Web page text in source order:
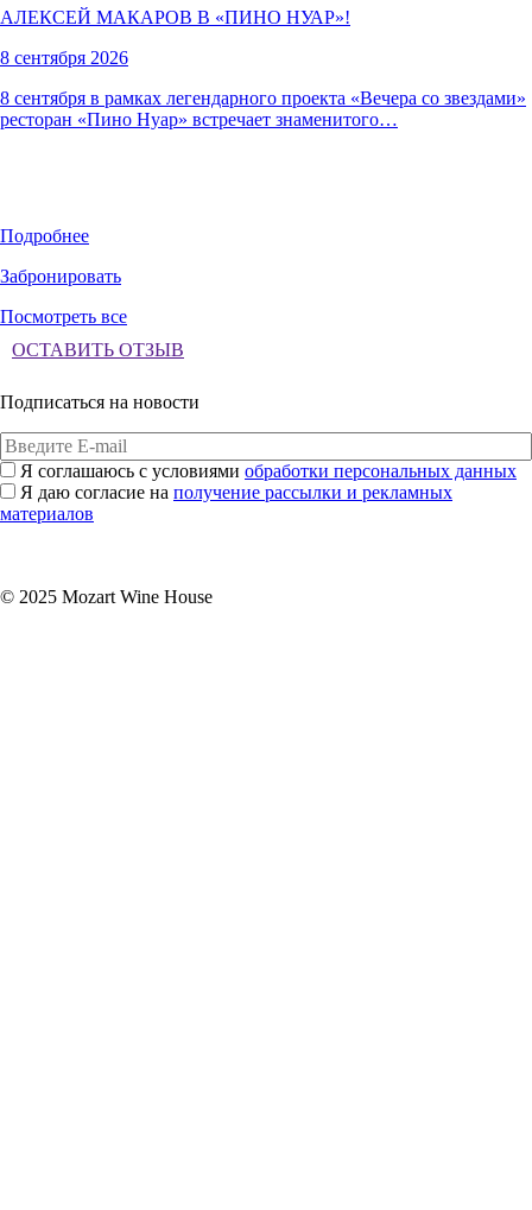
АЛЕКСЕЙ МАКАРОВ В «ПИНО НУАР»!
8 сентября 2026
8 сентября в рамках легендарного проекта «Вечера со звездами»
ресторан «Пино Нуар» встречает знаменитого…
Подробнее
Забронировать
Посмотреть все
ОСТАВИТЬ ОТЗЫВ
Подписаться на новости
Я соглашаюсь с условиями обработки персональных данных
Я даю согласие на получение рассылки и рекламных
материалов
© 2025 Mozart Wine House